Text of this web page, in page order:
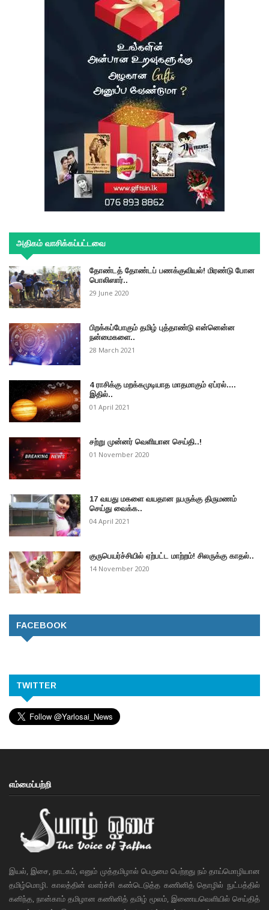
அதிகம் வாசிக்கப்பட்டவை
தோண்டத் தோண்டப் பணக்குவியல்! மிரண்டு போன
பொலிஸார்..
29 June 2020
பிறக்கப்போகும் தமிழ் புத்தாண்டு என்னென்ன
நன்மைகளை..
28 March 2021
4 ராசிக்கு மறக்கமுடியாத மாதமாகும் ஏப்ரல்....
இதில்..
01 April 2021
சற்று முன்னர் வெளியான செய்தி..!
01 November 2020
17 வயது மகளை வயதான நபருக்கு திருமணம்
செய்து வைக்க..
04 April 2021
குருபெயர்ச்சியில் ஏற்பட்ட மாற்றம்! சிலருக்கு காதல்..
14 November 2020
FACEBOOK
TWITTER
எம்மைப்பற்றி
இயல், இசை, நாடகம், எனும் முத்தமிழால் பெருமை பெற்றது நம் தாய்மொழியான
தமிழ்மொழி. காலத்தின் வளர்ச்சி கண்டெடுத்த கணினித் தொழில் நுட்பத்தில்
கனிந்த, நான்காம் தமிழான கணினித் தமிழ் மூலம், இணையவெளியில் செய்தித்